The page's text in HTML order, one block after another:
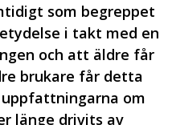
som begreppet
i takt med en
och att äldre får
brukare får detta
om
länge drivits av